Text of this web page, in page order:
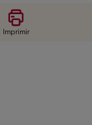
Imprimir